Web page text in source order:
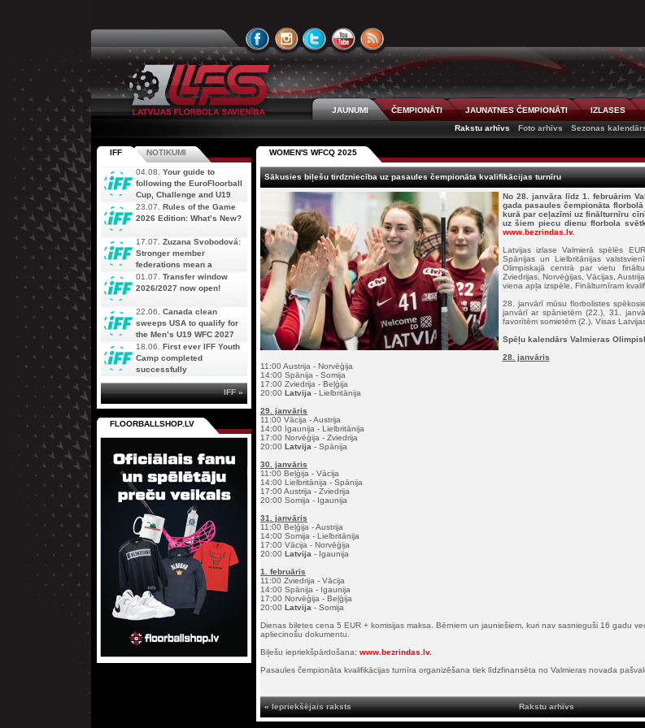
JAUNUMI ČEMPIONĀTI JAUNATNES ČEMPIONĀTI IZLASES
Rakstu arhīvs
Foto arhīvs Sezonas
WOMEN'S WFCQ 2025
Sākusies biļešu tirdzniecība uz pasaules čempionāta kvalifikācijas turnīru
No 28. janvāra līdz 1. februārim
gada pasaules čempionāta
kurā par ceļazīmi uz finālturnīru
uz šiem piecu dienu florbola
www.bezrindas.lv.
Latvijas izlase Valmierā spēlēs
Spānijas un Lielbritānijas
Olimpiskajā centrā par vietu
Zviedrijas, Norvēģijas, Vācijas,
viena apļa izspēle. Finālturnīram
28. janvārī mūsu florbolistes
janvārī ar spānietēm (22.), 31.
favorītēm somietēm (2.). Visas
Spēļu kalendārs Valmieras
28. janvāris
11:00 Austrija - Norvēģija
14:00 Spānija - Somija
17:00 Zviedrija - Beļģija
20:00 Latvija - Lielbritānija
29. janvāris
11:00 Vācija - Austrija
14:00 Igaunija - Lielbritānija
17:00 Norvēģija - Zviedrija
20:00 Latvija - Spānija
30. janvāris
11:00 Beļģija - Vācija
14:00 Lielbritānija - Spānija
17:00 Austrija - Zviedrija
20:00 Somija - Igaunija
31. janvāris
11:00 Beļģija - Austrija
14:00 Somija - Lielbritānija
17:00 Vācija - Norvēģija
20:00 Latvija - Igaunija
1. februāris
11:00 Zviedrija - Vācija
14:00 Spānija - Igaunija
17:00 Norvēģija - Beļģija
20:00 Latvija - Somija
Dienas biļetes cena 5 EUR + komisijas maksa. Bērniem un jauniešiem, kuri nav sasnieguši 16 gadu
apliecinošu dokumentu.
Biļešu iepriekšpārdošana: www.bezrindas.lv.
Pasaules čempionāta kvalifikācijas turnīra organizēšana tiek līdzfinansēta no Valmieras novada
« Iepriekšējais raksts Rakstu arhīvs
IFF NOTIKUMI
04.08. Your guide to
following the EuroFloorball
Cup, Challenge and U19
AOFC Qualifiers
simultaneously
23.07. Rules of the Game
2026 Edition: What’s New?
17.07. Zuzana Svobodová:
Stronger member
federations mean a
stronger future for floorball
01.07. Transfer window
2026/2027 now open!
22.06. Canada clean
sweeps USA to qualify for
the Men’s U19 WFC 2027
18.06. First ever IFF Youth
Camp completed
successfully
IFF »
FLOORBALLSHOP.LV